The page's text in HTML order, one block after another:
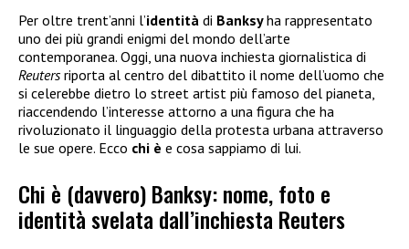
Per oltre trent’anni l’identità di Banksyha rappresentato
uno dei più grandi enigmi del mondo dell’arte
contemporanea. Oggi, una nuova inchiesta giornalistica di
Reutersriporta al centro del dibattito il nome dell’uomo che
si celerebbe dietro lo street artist più famoso del pianeta,
riaccendendo l’interesse attorno a una figura che ha
rivoluzionato il linguaggio della protesta urbana attraverso
le sue opere. Ecco chi è e cosa sappiamo di lui.
Chi è (davvero) Banksy: nome, foto e
identità svelata dall’inchiesta Reuters